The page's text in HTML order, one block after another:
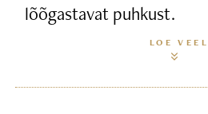
lõõgastavat puhkust.
LOE VEEL